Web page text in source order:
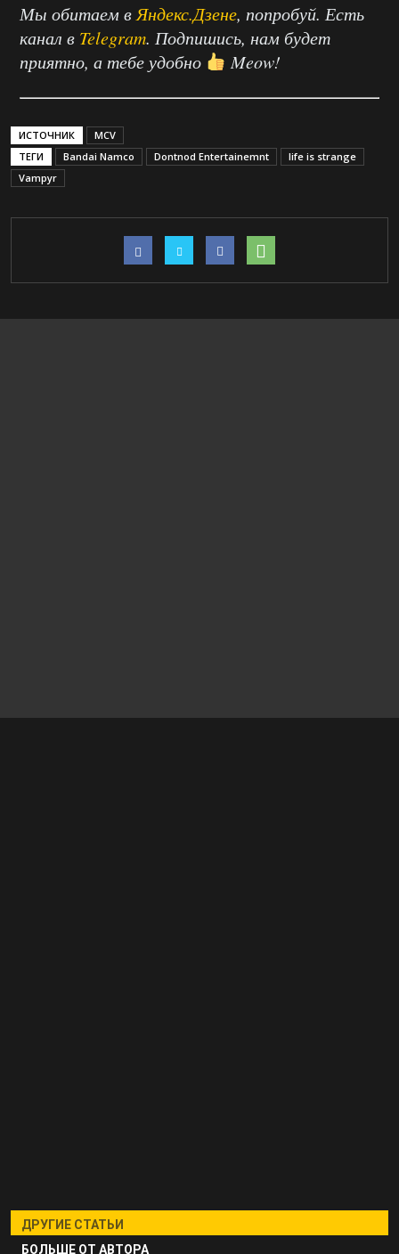
Мы обитаем в Яндекс.Дзене, попробуй. Есть
канал в Telegram. Подпишись, нам будет
приятно, а тебе удобно
Meow!
ИСТОЧНИК
MCV
ТЕГИ
Bandai Namco Dontnod Entertainemnt
life is strange
Vampyr
ДРУГИЕ СТАТЬИ
БОЛЬШЕ ОТ АВТОРА